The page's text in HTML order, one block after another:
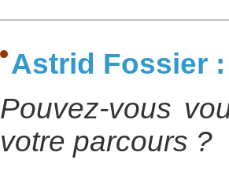
Astrid Fossier :
Pouvez-vous
votre parcours ?